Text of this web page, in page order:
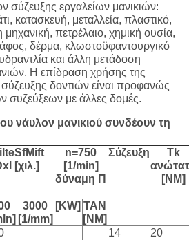
σύζευξης εργαλείων μανικιών:
κατασκευή, μεταλλεία, πλαστικό,
πετρέλαιο, χημική ουσία,
δέρμα, κλωστοϋφαντουργικό
και άλλη μετάδοση
Η επίδραση χρήσης της
δοντιών είναι προφανώς
συζεύξεων με άλλες δομές.
νάυλον μανικιού συνδέουν τη
[χιλ.]
n=750
[1/min]
δύναμη Π
Σύζευξη
Tk
[NM]
3000
[1/mm]
[KW] TAN
[NM]
14 20